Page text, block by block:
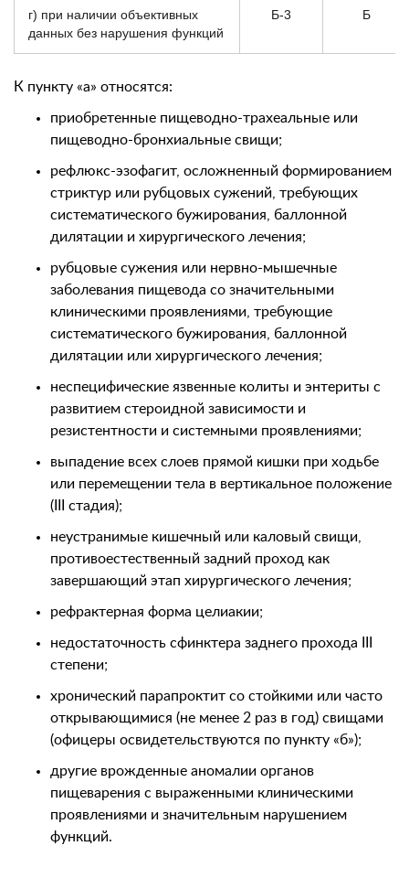
г) при наличии объективных
данных без нарушения функций
Б-3 Б
К пункту «а» относятся:
приобретенные пищеводно-трахеальные или
пищеводно-бронхиальные свищи;
рефлюкс-эзофагит, осложненный формированием
стриктур или рубцовых сужений, требующих
систематического бужирования, баллонной
дилятации и хирургического лечения;
рубцовые сужения или нервно-мышечные
заболевания пищевода со значительными
клиническими проявлениями, требующие
систематического бужирования, баллонной
дилятации или хирургического лечения;
неспецифические язвенные колиты и энтериты с
развитием стероидной зависимости и
резистентности и системными проявлениями;
выпадение всех слоев прямой кишки при ходьбе
или перемещении тела в вертикальное положение
(III стадия);
неустранимые кишечный или каловый свищи,
противоестественный задний проход как
завершающий этап хирургического лечения;
рефрактерная форма целиакии;
недостаточность сфинктера заднего прохода III
степени;
хронический парапроктит со стойкими или часто
открывающимися (не менее 2 раз в год) свищами
(офицеры освидетельствуются по пункту «б»);
другие врожденные аномалии органов
пищеварения с выраженными клиническими
проявлениями и значительным нарушением
функций.